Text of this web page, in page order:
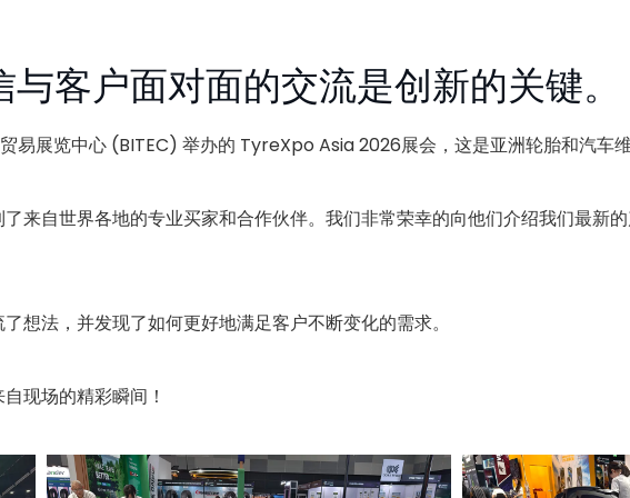
客户面对面的交流是创新的关键。
易展览中心 (BITEC) 举办的 TyreXpo Asia 2026展会，这是亚洲轮胎和汽车维
来自世界各地的专业买家和合作伙伴。我们非常荣幸的向他们介绍我们最新
想法，并发现了如何更好地满足客户不断变化的需求。
现场的精彩瞬间！